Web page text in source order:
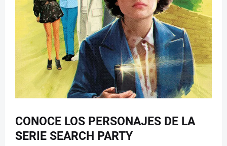
CONOCE LOS PERSONAJES DE LA
SERIE SEARCH PARTY